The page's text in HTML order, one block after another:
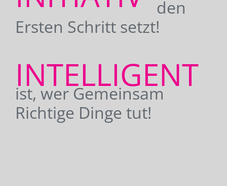
den
Ersten Schritt setzt!
INTELLIGENT
ist, wer Gemeinsam
Richtige Dinge tut!